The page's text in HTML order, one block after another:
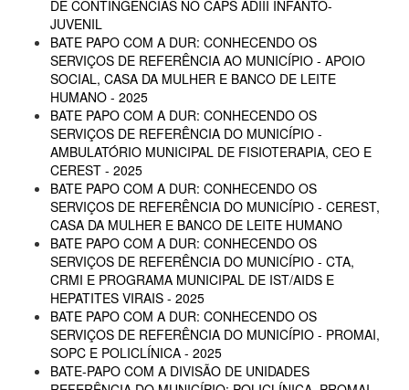
DE CONTINGÊNCIAS NO CAPS ADIII INFANTO-
JUVENIL
BATE PAPO COM A DUR: CONHECENDO OS
SERVIÇOS DE REFERÊNCIA AO MUNICÍPIO - APOIO
SOCIAL, CASA DA MULHER E BANCO DE LEITE
HUMANO - 2025
BATE PAPO COM A DUR: CONHECENDO OS
SERVIÇOS DE REFERÊNCIA DO MUNICÍPIO -
AMBULATÓRIO MUNICIPAL DE FISIOTERAPIA, CEO E
CEREST - 2025
BATE PAPO COM A DUR: CONHECENDO OS
SERVIÇOS DE REFERÊNCIA DO MUNICÍPIO - CEREST,
CASA DA MULHER E BANCO DE LEITE HUMANO
BATE PAPO COM A DUR: CONHECENDO OS
SERVIÇOS DE REFERÊNCIA DO MUNICÍPIO - CTA,
CRMI E PROGRAMA MUNICIPAL DE IST/AIDS E
HEPATITES VIRAIS - 2025
BATE PAPO COM A DUR: CONHECENDO OS
SERVIÇOS DE REFERÊNCIA DO MUNICÍPIO - PROMAI,
SOPC E POLICLÍNICA - 2025
BATE-PAPO COM A DIVISÃO DE UNIDADES